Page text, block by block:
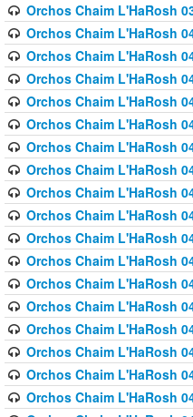
Orchos Chaim L'HaRosh
Orchos Chaim L'HaRosh
Orchos Chaim L'HaRosh
Orchos Chaim L'HaRosh
Orchos Chaim L'HaRosh
Orchos Chaim L'HaRosh
Orchos Chaim L'HaRosh
Orchos Chaim L'HaRosh
Orchos Chaim L'HaRosh
Orchos Chaim L'HaRosh
Orchos Chaim L'HaRosh
Orchos Chaim L'HaRosh
Orchos Chaim L'HaRosh
Orchos Chaim L'HaRosh
Orchos Chaim L'HaRosh
Orchos Chaim L'HaRosh
Orchos Chaim L'HaRosh
Orchos Chaim L'HaRosh